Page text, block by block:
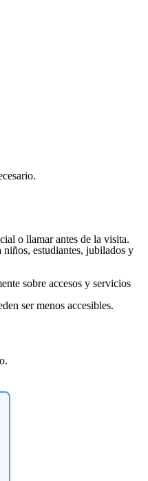
o llamar antes de la visita.
estudiantes, jubilados y
sobre accesos y servicios
ser menos accesibles.